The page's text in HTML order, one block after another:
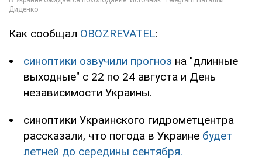
Как сообщал OBOZREVATEL:
синоптики озвучили прогноз на "длинные
выходные" с 22 по 24 августа и День
независимости Украины.
синоптики Украинского гидрометцентра
рассказали, что погода в Украине будет
летней до середины сентября.